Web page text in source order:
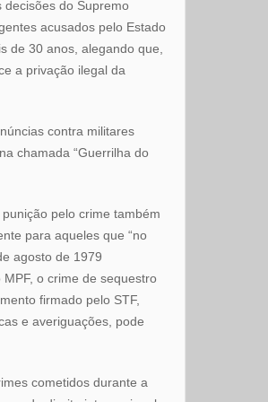
decisões do Supremo
acusados pelo Estado
de 30 anos, alegando que,
a privação ilegal da
contra militares
chamada “Guerrilha do
pelo crime também
para aqueles que “no
agosto de 1979
o crime de sequestro
firmado pelo STF,
e averiguações, pode
cometidos durante a